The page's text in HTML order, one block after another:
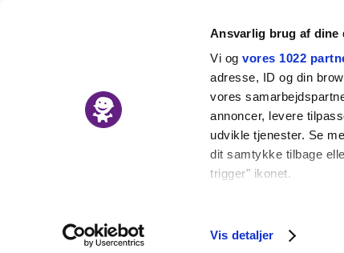
Ansvarlig brug af dine
Vi ogvores 1022
adresse, ID og din
vores
annoncer, levere
udvikle tjenester. Se
dit samtykke tilbage
trigger" ikonet.
Indsamle
Vis detaljer
Børn i byen Prisen
Børnefødselsdag